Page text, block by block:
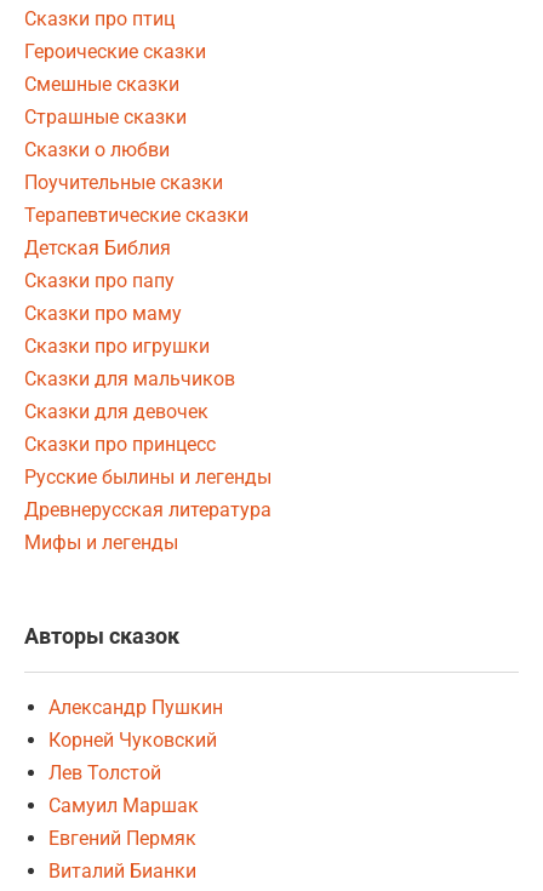
Сказки про птиц
Героические сказки
Смешные сказки
Страшные сказки
Сказки о любви
Поучительные сказки
Терапевтические сказки
Детская Библия
Сказки про папу
Сказки про маму
Сказки про игрушки
Сказки для мальчиков
Сказки для девочек
Сказки про принцесс
Русские былины и легенды
Древнерусская литература
Мифы и легенды
Авторы сказок
Александр Пушкин
Корней Чуковский
Лев Толстой
Самуил Маршак
Евгений Пермяк
Виталий Бианки